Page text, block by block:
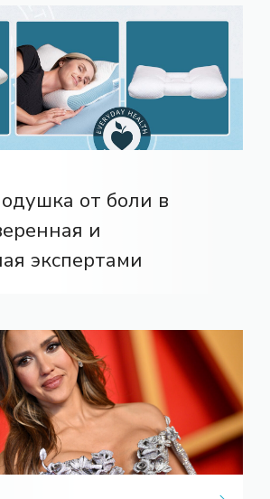
от боли в
и
экспертами